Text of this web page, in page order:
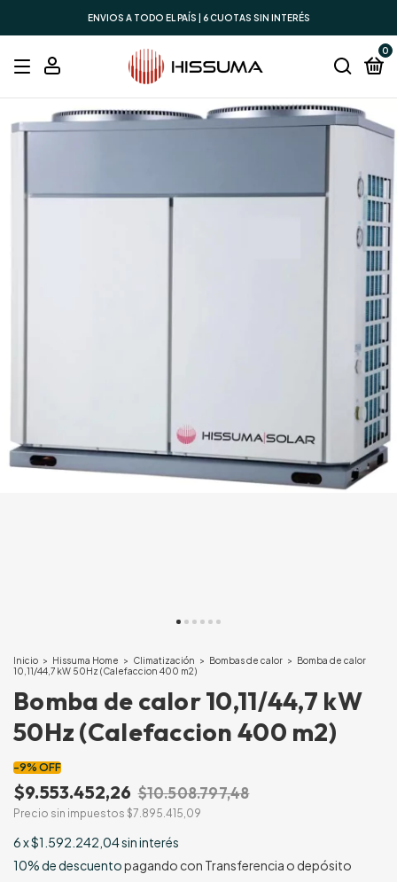
ENVIOS A TODO EL PAÍS | 6 CUOTAS SIN INTERÉS
0
Inicio > Hissuma Home > Climatización > Bombas de calor >
Bomba de calor
10,11/44,7 kW 50Hz (Calefaccion 400 m2)
Bomba de calor 10,11/44,7 kW
50Hz (Calefaccion 400 m2)
-9% OFF
$9.553.452,26 $10.508.797,48
Precio sin impuestos $7.895.415,09
6x$1.592.242,04sin interés
10% de descuentopagando con Transferencia o depósito